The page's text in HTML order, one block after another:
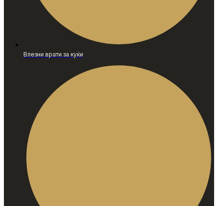
Влезни врати за куќи